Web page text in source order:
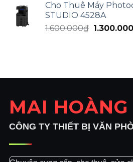
là:
1.600.000₫.
Cho Thuê Máy
STUDIO 4528A
1.600.000₫ Giá
1.300.000
MAI HOÀNG
CÔNG TY THIẾT BỊ VĂN